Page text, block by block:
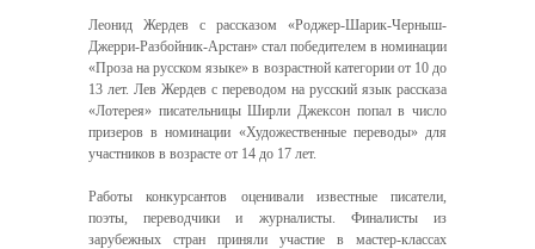
Леонид Жердев с рассказом «Роджер-Шарик-Черныш-
Джерри-Разбойник-Арстан» стал победителем в номинации
«Проза на русском языке» в возрастной категории от 10 до
13 лет. Лев Жердев с переводом на русский язык рассказа
«Лотерея» писательницы Ширли Джексон попал в число
призеров в номинации «Художественные переводы» для
участников в возрасте от 14 до 17 лет.
Работы конкурсантов оценивали известные писатели,
поэты, переводчики и журналисты. Финалисты из
зарубежных стран приняли участие в мастер-классах